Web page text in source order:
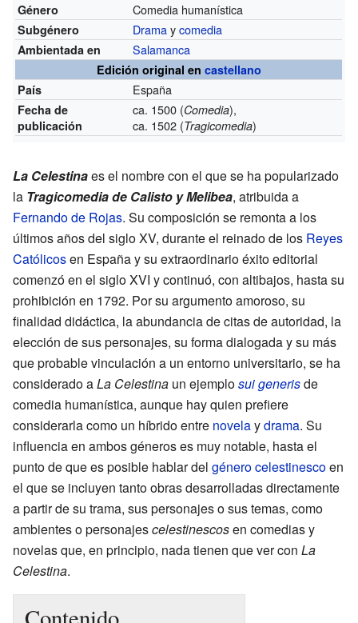
Género Comedia humanística
Subgénero Dramaycomedia
Ambientada en Salamanca
Edición original en castellano
País
España
Fecha de
publicación
ca. 1500 (Comedia),
ca. 1502 (Tragicomedia)
La Celestinaes el nombre con el que se ha popularizado
la Tragicomedia de Calisto y Melibea, atribuida a
Fernando de Rojas. Su composición se remonta a los
últimos años del siglo XV, durante el reinado de los Reyes
Católicosen España y su extraordinario éxito editorial
comenzó en el siglo XVI y continuó, con altibajos, hasta su
prohibición en 1792. Por su argumento amoroso, su
finalidad didáctica, la abundancia de citas de autoridad, la
elección de sus personajes, su forma dialogada y su más
que probable vinculación a un entorno universitario, se ha
considerado aLa Celestina un ejemplosui generisde
comedia humanística, aunque hay quien prefiere
considerarla como un híbrido entre novelaydrama. Su
influencia en ambos géneros es muy notable, hasta el
punto de que es posible hablar del género celestinescoen
el que se incluyen tanto obras desarrolladas directamente
a partir de su trama, sus personajes o sus temas, como
ambientes o personajescelestinescosen comedias y
novelas que, en principio, nada tienen que ver con La
Celestina.